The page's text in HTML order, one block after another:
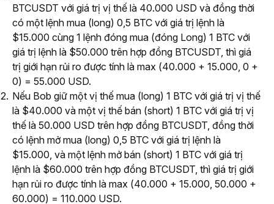
BTCUSDT với giá trị vị thế là 40.000 USD và đồng thời
có một lệnh mua (long) 0,5 BTC với giá trị lệnh là
$15.000 cùng 1 lệnh đóng mua (đóng Long) 1 BTC với
giá trị lệnh là $50.000 trên hợp đồng BTCUSDT, thì giá
trị giới hạn rủi ro được tính là max (40.000 + 15.000, 0 +
0) = 55.000 USD.
Nếu Bob giữ một vị thế mua (long) 1 BTC với giá trị vị thế
là $40.000 và một vị thế bán (short) 1 BTC với giá trị vị
thế là 50.000 USD trên hợp đồng BTCUSDT, đồng thời
có lệnh mở mua (long) 0,5 BTC với giá trị lệnh là
$15.000, và một lệnh mở bán (short) 1 BTC với giá trị
lệnh là $60.000 trên hợp đồng BTCUSDT, thì giá trị giới
hạn rủi ro được tính là max (40.000 + 15.000, 50.000 +
60.000) = 110.000 USD.